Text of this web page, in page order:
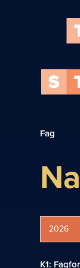
Fag
2026
K1: